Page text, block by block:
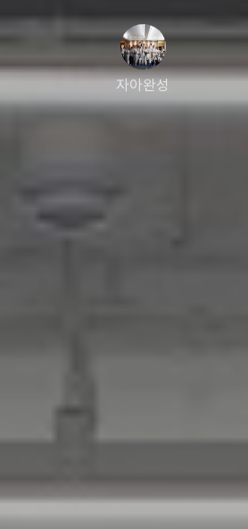
자아완성